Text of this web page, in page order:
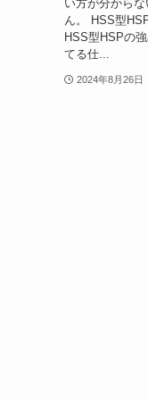
い方が分から
ん。 HSS型
HSS型HSPの
てる仕...
2024年8月26日